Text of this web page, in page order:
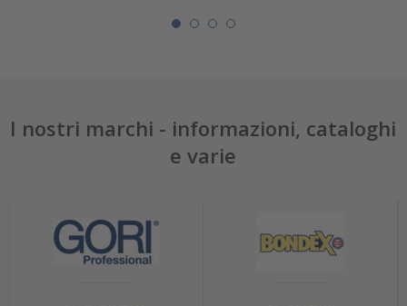
I nostri marchi - informazioni, cataloghi
e varie